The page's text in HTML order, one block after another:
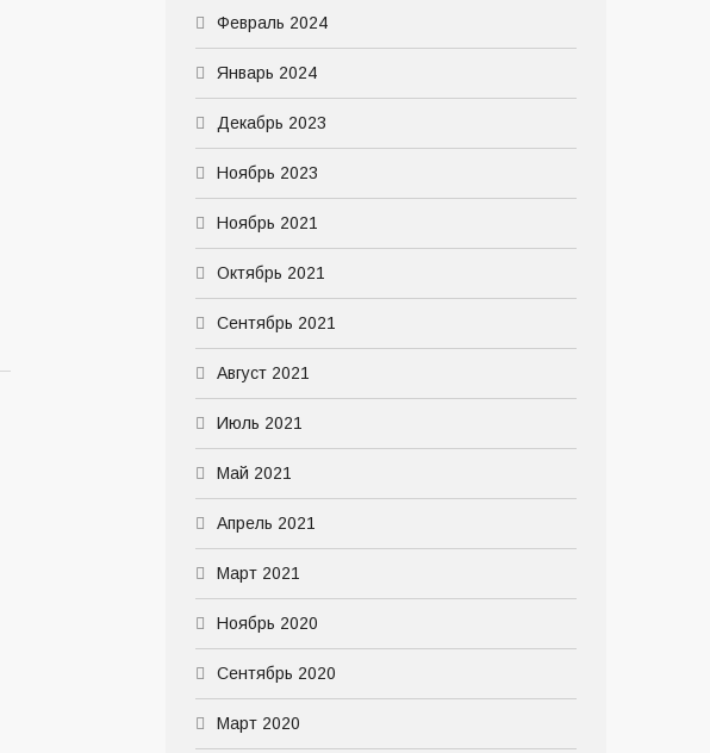
Февраль 2024
Январь 2024
Декабрь 2023
Ноябрь 2023
Ноябрь 2021
Октябрь 2021
Сентябрь 2021
Август 2021
Июль 2021
Май 2021
Апрель 2021
Март 2021
Ноябрь 2020
Сентябрь 2020
Март 2020